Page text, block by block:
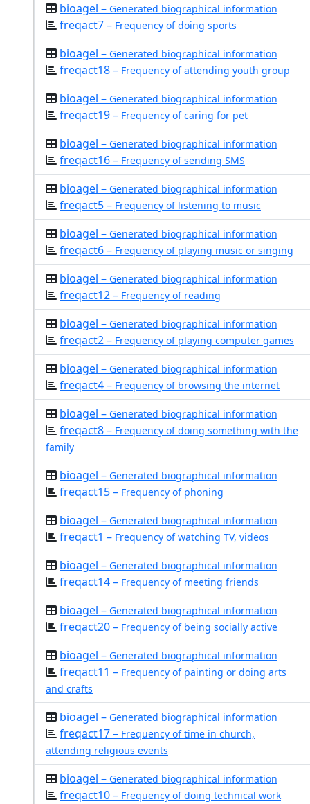
bioagel – Generated biographical information
freqact7 – Frequency of doing sports
bioagel – Generated biographical information
freqact18 – Frequency of attending youth group
bioagel – Generated biographical information
freqact19 – Frequency of caring for pet
bioagel – Generated biographical information
freqact16 – Frequency of sending SMS
bioagel – Generated biographical information
freqact5 – Frequency of listening to music
bioagel – Generated biographical information
freqact6 – Frequency of playing music or singing
bioagel – Generated biographical information
freqact12 – Frequency of reading
bioagel – Generated biographical information
freqact2 – Frequency of playing computer games
bioagel – Generated biographical information
freqact4 – Frequency of browsing the internet
bioagel – Generated biographical information
freqact8 – Frequency of doing something with the
family
bioagel – Generated biographical information
freqact15 – Frequency of phoning
bioagel – Generated biographical information
freqact1 – Frequency of watching TV, videos
bioagel – Generated biographical information
freqact14 – Frequency of meeting friends
bioagel – Generated biographical information
freqact20 – Frequency of being socially active
bioagel – Generated biographical information
freqact11 – Frequency of painting or doing arts
and crafts
bioagel – Generated biographical information
freqact17 – Frequency of time in church,
attending religious events
bioagel – Generated biographical information
freqact10 – Frequency of doing technical work